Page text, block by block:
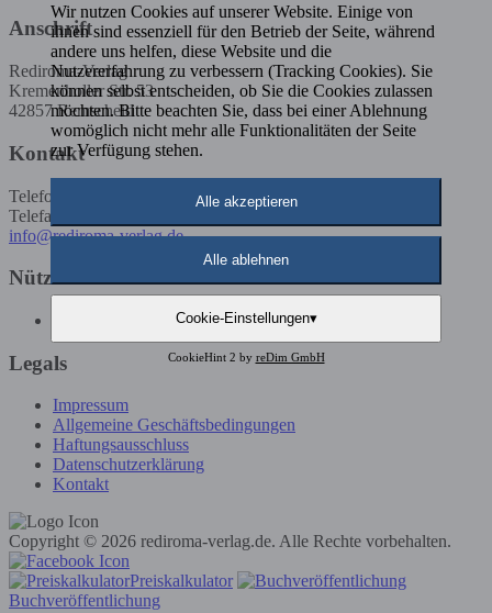
Anschrift
Rediroma-Verlag
Kremenholler Str. 53
42857 Remscheid
Kontakt
Telefon: 02191 / 5923585
Telefax: 02191 / 5923586
info@rediroma-verlag.de
Nützliche Infos
Günstige Buchveröffentlichung
Legals
Impressum
Allgemeine Geschäftsbedingungen
Haftungsausschluss
Datenschutzerklärung
Kontakt
Copyright © 2026 rediroma-verlag.de. Alle Rechte vorbehalten.
Preiskalkulator
Buchveröffentlichung
Wir nutzen Cookies auf unserer Website. Einige von
ihnen sind essenziell für den Betrieb der Seite, während
andere uns helfen, diese Website und die
Nutzererfahrung zu verbessern (Tracking Cookies). Sie
können selbst entscheiden, ob Sie die Cookies zulassen
möchten. Bitte beachten Sie, dass bei einer Ablehnung
womöglich nicht mehr alle Funktionalitäten der Seite
zur Verfügung stehen.
Alle akzeptieren
Alle ablehnen
Cookie-Einstellungen▾
CookieHint 2 by reDim GmbH